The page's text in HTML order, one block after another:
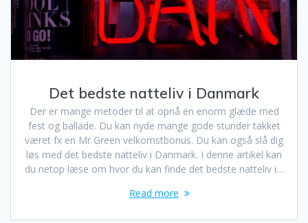
Det bedste natteliv i Danmark
Der er mange metoder til at opnå en enorm glæde med
fest og ballade. Du kan nyde mange gode stunder takket
været fx en Mr Green velkomstbonus. Du kan også slå dig
løs med det bedste natteliv i Danmark. I denne artikel kan
du netop læse om hvor du kan finde det bedste natteliv i…
Read more